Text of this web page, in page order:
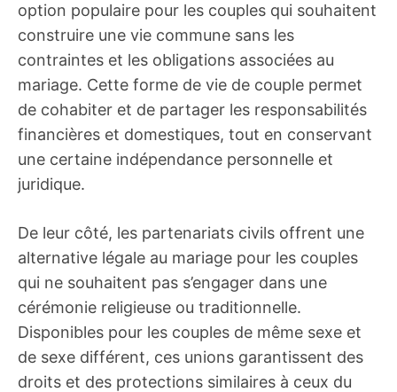
option populaire pour les couples qui souhaitent
construire une vie commune sans les
contraintes et les obligations associées au
mariage. Cette forme de vie de couple permet
de cohabiter et de partager les responsabilités
financières et domestiques, tout en conservant
une certaine indépendance personnelle et
juridique.
De leur côté, les partenariats civils offrent une
alternative légale au mariage pour les couples
qui ne souhaitent pas s’engager dans une
cérémonie religieuse ou traditionnelle.
Disponibles pour les couples de même sexe et
de sexe différent, ces unions garantissent des
droits et des protections similaires à ceux du